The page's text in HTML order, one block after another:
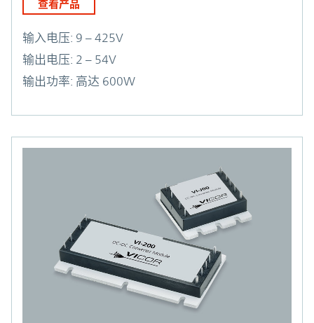
查看产品
输入电压: 9 – 425V
输出电压: 2 – 54V
输出功率: 高达 600W